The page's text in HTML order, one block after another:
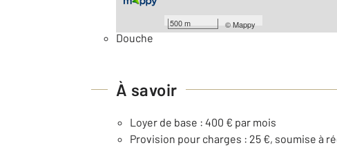
500 m ©Mappy
Douche
À savoir
Loyer de base : 400 € par mois
Provision pour charges : 25 €, soumise à